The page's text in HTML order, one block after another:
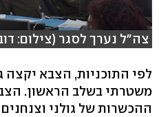
צה"ל נערך לסגר (צילום:
לפי התוכניות, הצבא יקצה
משטרתי בשלב הראשון.
ההכשרות של גולני